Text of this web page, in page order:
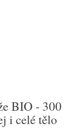
BIO - 300
i celé tělo